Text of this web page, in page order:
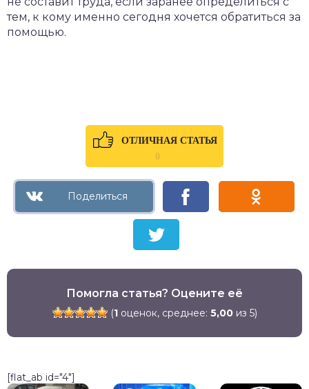
тем, к кому именно сегодня хочется обратиться за
помощью.
ОТЛИЧНАЯ СТАТЬЯ
0
Помогла статья? Оцените её
(1оценок, среднее: 5,00из 5)
[flat_ab id="4"]